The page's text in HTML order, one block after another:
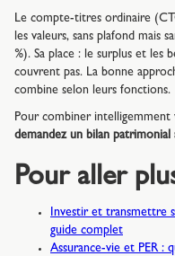
Le compte-titres ordinaire
les valeurs, sans plafond mais
%). Sa place : le surplus et les
couvrent pas. La bonne
combine selon leurs fonctions.
Pour combiner intelligemment
demandez un bilan patrimonial
Pour aller
Investir et transmettre
guide complet
Assurance-vie et PER :